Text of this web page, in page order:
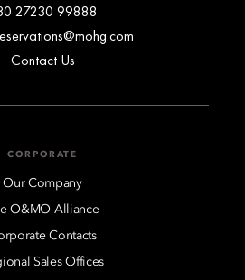
27230 99888
Contact Us
CORPORATE
Our Company
O&MO Alliance
Contacts
Sales Offices